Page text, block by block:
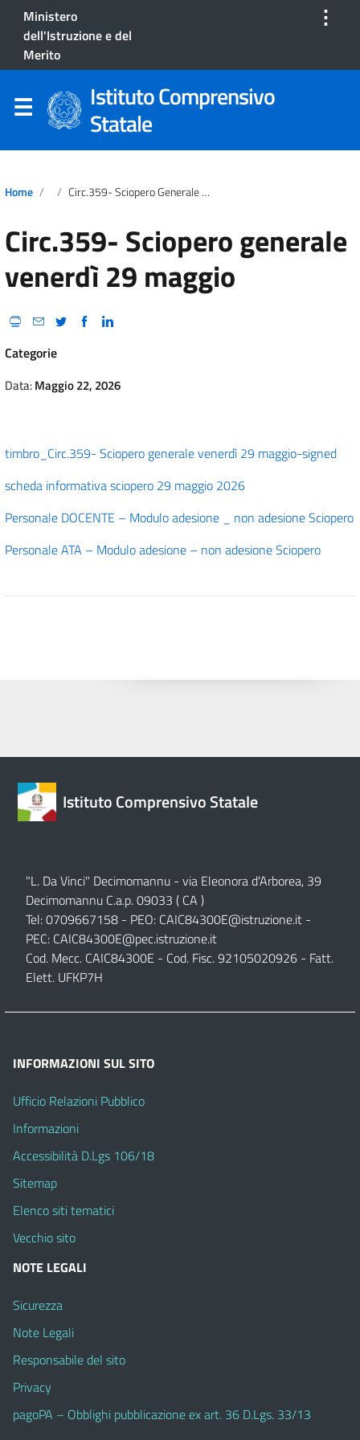
Ministero
dell'Istruzione e del
Merito
⋮
Istituto Comprensivo
Statale
Home Circ.359- Sciopero Generale Venerdì 29 Maggio
Circ.359- Sciopero generale
venerdì 29 maggio
Categorie
Data:Maggio 22, 2026
timbro_Circ.359- Sciopero generale venerdì 29 maggio-signed
scheda informativa sciopero 29 maggio 2026
Personale DOCENTE – Modulo adesione _ non adesione Sciopero
Personale ATA – Modulo adesione – non adesione Sciopero
Istituto Comprensivo Statale
"L. Da Vinci" Decimomannu - via Eleonora d'Arborea, 39
Decimomannu C.a.p. 09033 ( CA )
Tel: 0709667158 - PEO: CAIC84300E@istruzione.it -
PEC: CAIC84300E@pec.istruzione.it
Cod. Mecc. CAIC84300E - Cod. Fisc. 92105020926 - Fatt.
Elett. UFKP7H
INFORMAZIONI SUL SITO
Ufficio Relazioni Pubblico
Informazioni
Accessibilità D.Lgs 106/18
Sitemap
Elenco siti tematici
Vecchio sito
NOTE LEGALI
Sicurezza
Note Legali
Responsabile del sito
Privacy
pagoPA – Obblighi pubblicazione ex art. 36 D.Lgs. 33/13